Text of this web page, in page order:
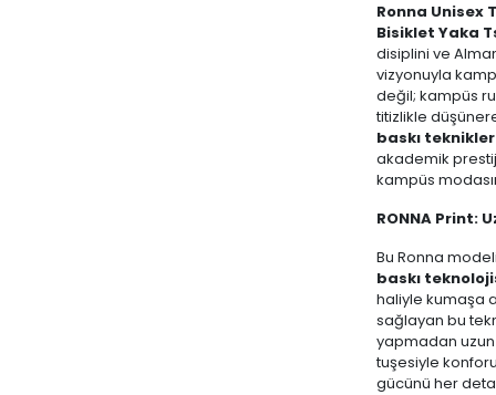
Ronna Unisex
Bisiklet Yaka
disiplini ve
vizyonuyla
değil; kampüs
titizlikle
baskı
akademik
kampüs
RONNA Print:
Bu Ronna
baskı
haliyle kumaşa
sağlayan bu
yapmadan uzun
tuşesiyle
gücünü her